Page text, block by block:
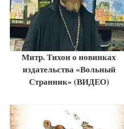
Митр. Тихон о новинках
издательства «Вольный
Странник» (ВИДЕО)